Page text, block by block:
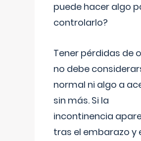
puede hacer algo
controlarlo?
Tener pérdidas de
no debe
normal ni algo a
sin más. Si la
incontinencia
tras el embarazo y